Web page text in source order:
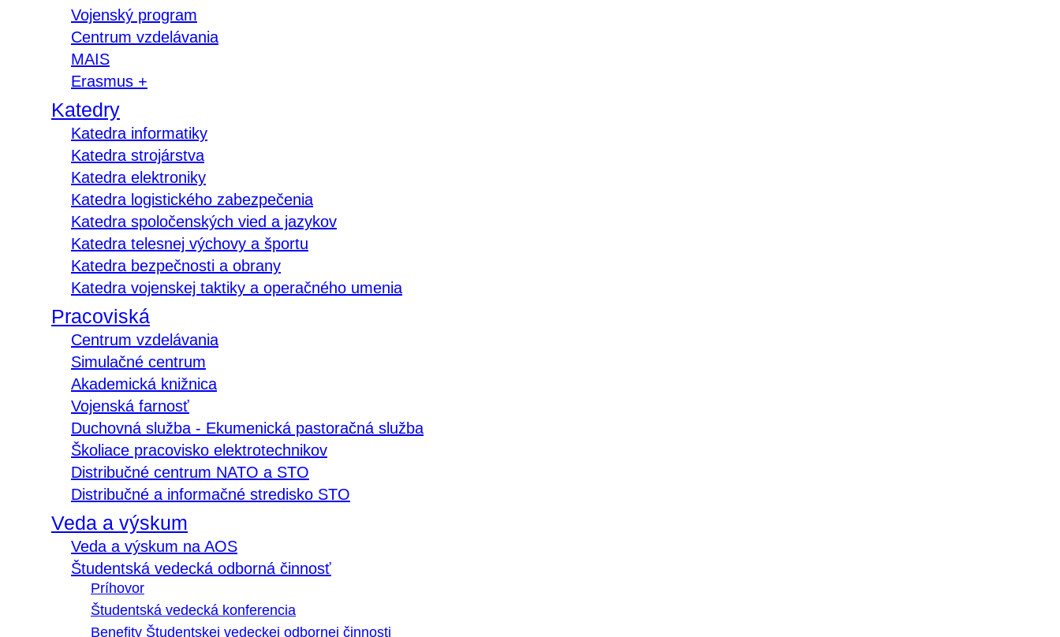
Vojenský program
Centrum vzdelávania
MAIS
Erasmus +
Katedry
Katedra informatiky
Katedra strojárstva
Katedra elektroniky
Katedra logistického zabezpečenia
Katedra spoločenských vied a jazykov
Katedra telesnej výchovy a športu
Katedra bezpečnosti a obrany
Katedra vojenskej taktiky a operačného umenia
Pracoviská
Centrum vzdelávania
Simulačné centrum
Akademická knižnica
Vojenská farnosť
Duchovná služba - Ekumenická pastoračná služba
Školiace pracovisko elektrotechnikov
Distribučné centrum NATO a STO
Distribučné a informačné stredisko STO
Veda a výskum
Veda a výskum na AOS
Študentská vedecká odborná činnosť
Príhovor
Študentská vedecká konferencia
Benefity Študentskej vedeckej odbornej činnosti